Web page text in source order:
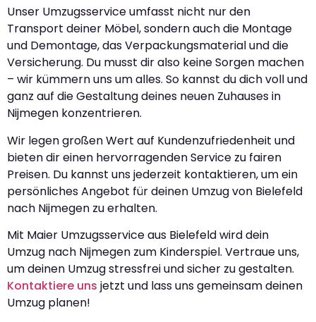
Unser Umzugsservice umfasst nicht nur den
Transport deiner Möbel, sondern auch die Montage
und Demontage, das Verpackungsmaterial und die
Versicherung. Du musst dir also keine Sorgen machen
– wir kümmern uns um alles. So kannst du dich voll und
ganz auf die Gestaltung deines neuen Zuhauses in
Nijmegen konzentrieren.
Wir legen großen Wert auf Kundenzufriedenheit und
bieten dir einen hervorragenden Service zu fairen
Preisen. Du kannst uns jederzeit kontaktieren, um ein
persönliches Angebot für deinen Umzug von Bielefeld
nach Nijmegen zu erhalten.
Mit Maier Umzugsservice aus Bielefeld wird dein
Umzug nach Nijmegen zum Kinderspiel. Vertraue uns,
um deinen Umzug stressfrei und sicher zu gestalten.
Kontaktiere uns jetzt und lass uns gemeinsam deinen
Umzug planen!